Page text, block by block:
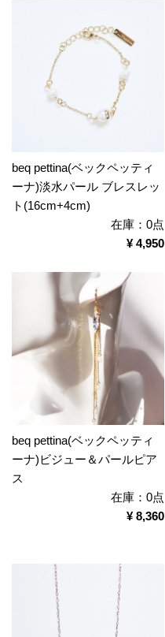
beq pettina(ベックペッティ
ーナ)淡水パール ブレスレッ
ト(16cm+4cm)
在庫：0点
¥ 4,950
beq pettina(ベックペッティ
ーナ)ビジュー＆パールピア
ス
在庫：0点
¥ 8,360